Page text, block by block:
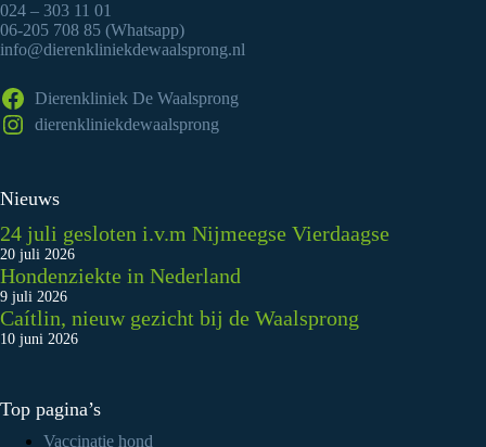
024 – 303 11 01
06-205 708 85 (Whatsapp)
info@dierenkliniekdewaalsprong.nl
Dierenkliniek De Waalsprong
dierenkliniekdewaalsprong
Nieuws
24 juli gesloten i.v.m Nijmeegse Vierdaagse
20 juli 2026
Hondenziekte in Nederland
9 juli 2026
Caítlin, nieuw gezicht bij de Waalsprong
10 juni 2026
Top pagina’s
Vaccinatie hond